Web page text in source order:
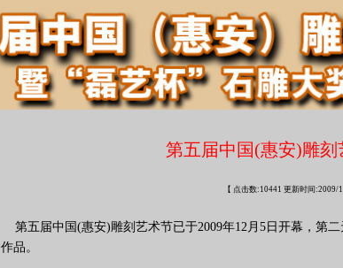
第五届中国(惠安)雕
【 点击数:10441 更新时间:2009/
第五届中国(惠安)雕刻艺术节已于2009年12月5日开幕，第
作品。